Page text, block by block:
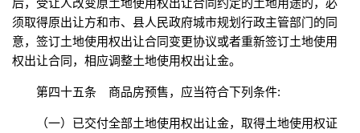
后，受让人改变原土地使用权出让合同约定的土地用途的，必
须取得原出让方和市、县人民政府城市规划行政主管部门的同
意，签订土地使用权出让合同变更协议或者重新签订土地使用
权出让合同，相应调整土地使用权出让金。
第四十五条 商品房预售，应当符合下列条件:
（一）已交付全部土地使用权出让金，取得土地使用权证